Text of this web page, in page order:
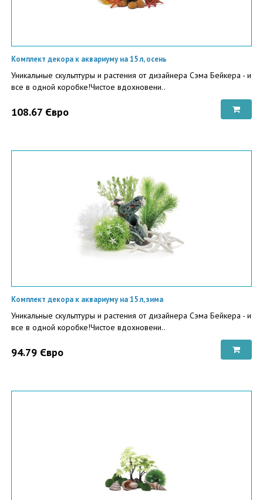
Комплект декора к аквариуму на 15 л, осень
Уникальные скульптуры и растения от дизайнера Сэма Бейкера - и
все в одной коробке!Чистое вдохновени..
108.67 Євро
Комплект декора к аквариуму на 15 л, зима
Уникальные скульптуры и растения от дизайнера Сэма Бейкера - и
все в одной коробке!Чистое вдохновени..
94.79 Євро